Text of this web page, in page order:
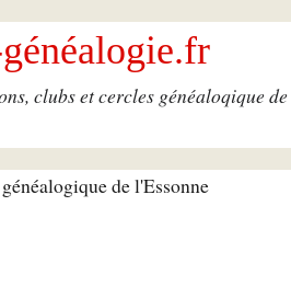
clubs et cercles généaloqique
de l'Essonne